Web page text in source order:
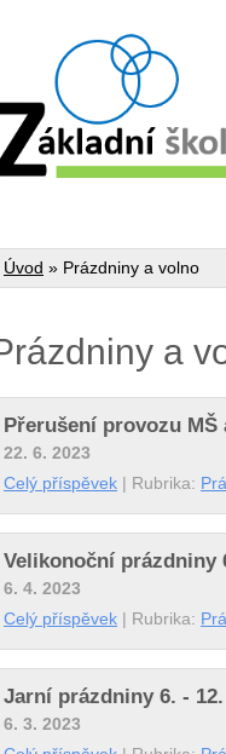
Úvod » Prázdniny a volno
a
Přerušení provozu MŠ
22. 6. 2023
Celý příspěvek | Rubrika:
Velikonoční prázdniny
6. 4. 2023
Celý příspěvek | Rubrika:
Jarní prázdniny 6. - 12.
6. 3. 2023